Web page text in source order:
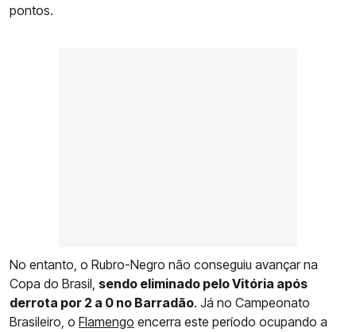
pontos.
No entanto, o Rubro-Negro não conseguiu avançar na
Copa do Brasil, sendo eliminado pelo Vitória após
derrota por 2 a 0 no Barradão. Já no Campeonato
Brasileiro, o Flamengo encerra este período ocupando a